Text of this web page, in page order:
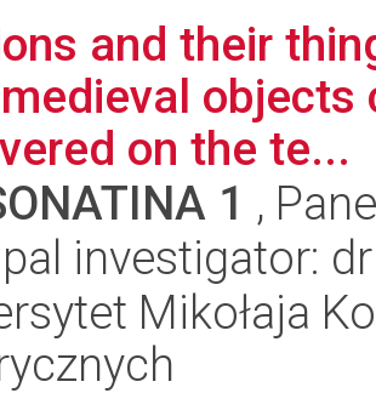
and their
on the te...
1 ,
investigator:
Mikołaja